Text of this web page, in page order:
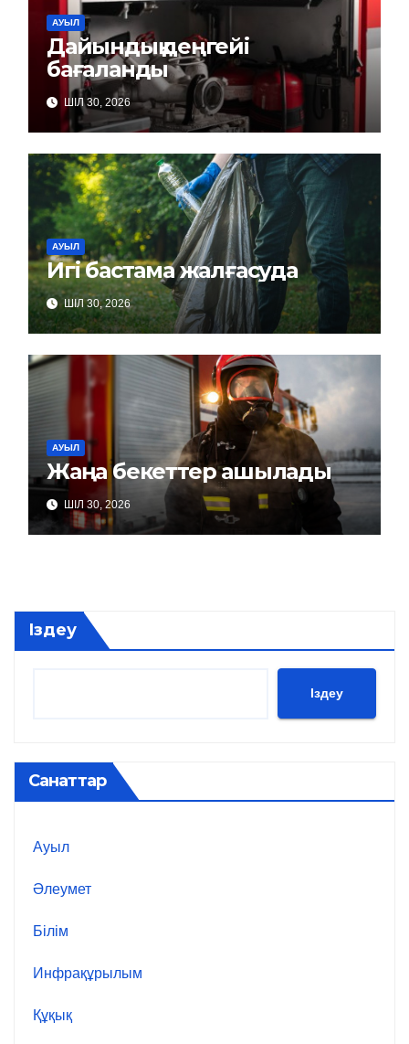
АУЫЛ
Дайындық деңгейі
бағаланды
ШІЛ 30, 2026
АУЫЛ
Игі бастама жалғасуда
ШІЛ 30, 2026
АУЫЛ
Жаңа бекеттер ашылады
ШІЛ 30, 2026
Іздеу
Іздеу
Санаттар
Ауыл
Әлеумет
Білім
Инфрақұрылым
Құқық